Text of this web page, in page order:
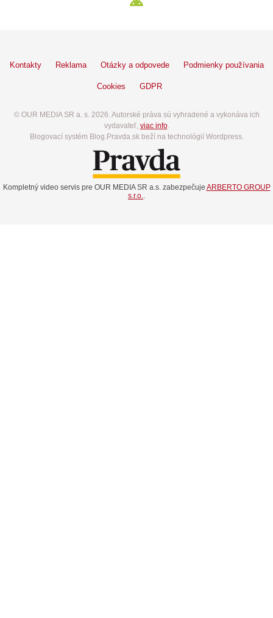
Kontakty Reklama Otázky a odpovede Podmienky používania
Cookies GDPR
© OUR MEDIA SR a. s. 2026. Autorské práva sú vyhradené a vykonáva ich
vydavateľ, viac info.
Blogovací systém Blog.Pravda.sk beží na technológií Wordpress.
Kompletný video servis pre OUR MEDIA SR a.s. zabezpečuje ARBERTO GROUP
s.r.o..